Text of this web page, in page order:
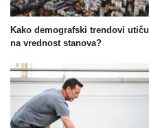
Kako demografski trendovi utiču
na vrednost stanova?